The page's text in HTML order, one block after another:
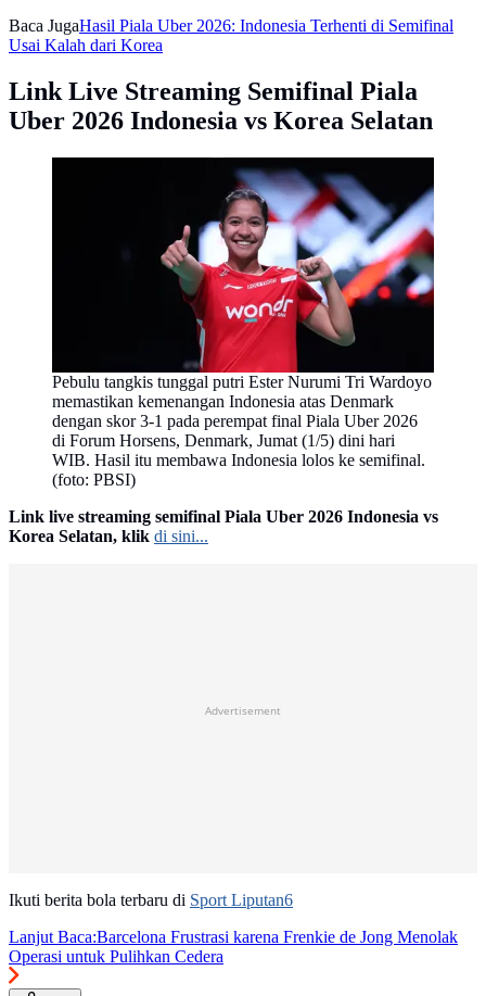
Baca JugaHasil Piala Uber 2026: Indonesia Terhenti di Semifinal
Usai Kalah dari Korea
Link Live Streaming Semifinal Piala
Uber 2026 Indonesia vs Korea Selatan
Pebulu tangkis tunggal putri Ester Nurumi Tri Wardoyo
memastikan kemenangan Indonesia atas Denmark
dengan skor 3-1 pada perempat final Piala Uber 2026
di Forum Horsens, Denmark, Jumat (1/5) dini hari
WIB. Hasil itu membawa Indonesia lolos ke semifinal.
(foto: PBSI)
Link live streaming semifinal Piala Uber 2026 Indonesia vs
Korea Selatan, klik di sini...
Advertisement
Ikuti berita bola terbaru di Sport Liputan6
Lanjut Baca:Barcelona Frustrasi karena Frenkie de Jong Menolak
Operasi untuk Pulihkan Cedera